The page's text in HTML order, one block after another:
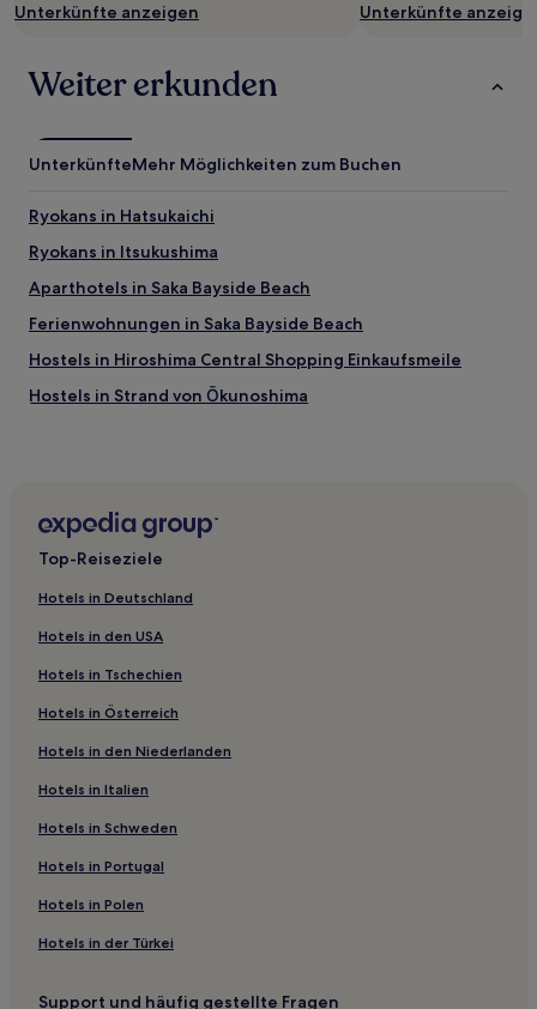
zusätzliche
Unterkünfte anzeigen
Unterkünfte
Weiter erkunden
UnterkünfteMehr Möglichkeiten zum Buchen
Ryokans in Hatsukaichi
Ryokans in Itsukushima
Aparthotels in Saka Bayside Beach
Ferienwohnungen in Saka Bayside Beach
Hostels in Hiroshima Central Shopping Einkaufsmeile
Hostels in Strand von Ōkunoshima
Ryokans in Hiroshima
Günstige in Onomichi
Familien nahe Hiroshima Central Shopping Einkaufsmeile
Hotels mit inbegriffenem Frühstück nahe Hiroshima
Central Shopping Einkaufsmeile
Familien in Hatsukaichi
Präfektur Hiroshima: Hotels
Hotels nahe Mazda Museum
Top-Reiseziele
Hotels in Deutschland
Hotels in den USA
Hotels in Tschechien
Hotels in Österreich
Hotels in den Niederlanden
Hotels in Italien
Hotels in Schweden
Hotels in Portugal
Hotels in Polen
Hotels in der Türkei
Support und häufig gestellte Fragen